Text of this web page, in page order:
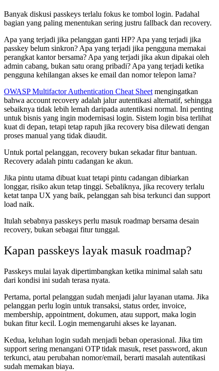
Banyak diskusi passkeys terlalu fokus ke tombol login. Padahal
bagian yang paling menentukan sering justru fallback dan recovery.
Apa yang terjadi jika pelanggan ganti HP? Apa yang terjadi jika
passkey belum sinkron? Apa yang terjadi jika pengguna memakai
perangkat kantor bersama? Apa yang terjadi jika akun dipakai oleh
admin cabang, bukan satu orang pribadi? Apa yang terjadi ketika
pengguna kehilangan akses ke email dan nomor telepon lama?
OWASP Multifactor Authentication Cheat Sheet mengingatkan
bahwa account recovery adalah jalur autentikasi alternatif, sehingga
sebaiknya tidak lebih lemah daripada autentikasi normal. Ini penting
untuk bisnis yang ingin modernisasi login. Sistem login bisa terlihat
kuat di depan, tetapi tetap rapuh jika recovery bisa dilewati dengan
proses manual yang tidak diaudit.
Untuk portal pelanggan, recovery bukan sekadar fitur bantuan.
Recovery adalah pintu cadangan ke akun.
Jika pintu utama dibuat kuat tetapi pintu cadangan dibiarkan
longgar, risiko akun tetap tinggi. Sebaliknya, jika recovery terlalu
ketat tanpa UX yang baik, pelanggan sah bisa terkunci dan support
load naik.
Itulah sebabnya passkeys perlu masuk roadmap bersama desain
recovery, bukan sebagai fitur tunggal.
Kapan passkeys layak masuk roadmap?
Passkeys mulai layak dipertimbangkan ketika minimal salah satu
dari kondisi ini sudah terasa nyata.
Pertama, portal pelanggan sudah menjadi jalur layanan utama. Jika
pelanggan perlu login untuk transaksi, status order, invoice,
membership, appointment, dokumen, atau support, maka login
bukan fitur kecil. Login memengaruhi akses ke layanan.
Kedua, keluhan login sudah menjadi beban operasional. Jika tim
support sering menangani OTP tidak masuk, reset password, akun
terkunci, atau perubahan nomor/email, berarti masalah autentikasi
sudah memakan biaya.